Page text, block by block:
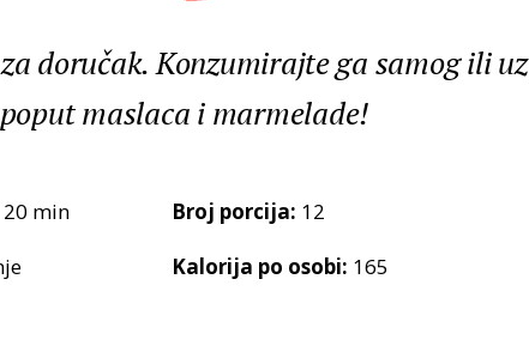
doručak. Konzumirajte ga samog ili uz
maslaca i marmelade!
min Broj porcija: 12
Kalorija po osobi: 165